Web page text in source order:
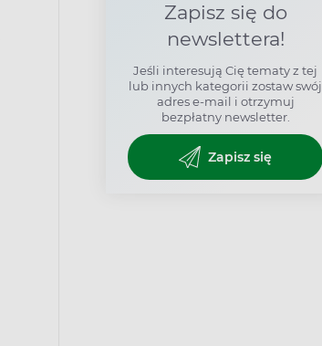
Zapisz się do
newslettera!
Jeśli interesują Cię tematy z tej
lub innych kategorii zostaw swój
adres e-mail i otrzymuj
bezpłatny newsletter.
Zapisz się